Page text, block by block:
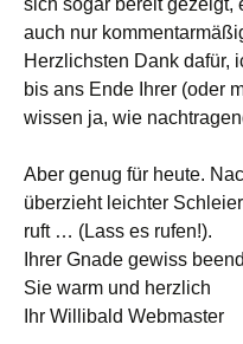
sich sogar bereit gezeigt,
auch nur
Herzlichsten Dank dafür,
bis ans Ende Ihrer (oder
wissen ja, wie
Aber genug für heute.
überzieht leichter
ruft … (Lass es rufen!).
Ihrer Gnade gewiss
Sie warm und herzlich
Ihr Willibald Webmaster